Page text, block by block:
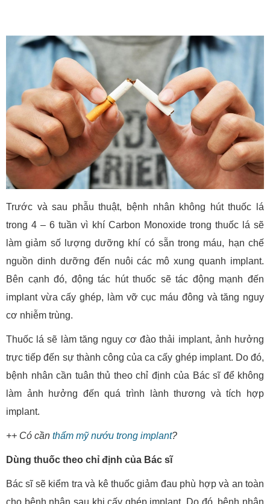
Trước và sau phẫu thuật, bệnh nhân không hút thuốc lá
trong 4 – 6 tuần vì khí Carbon Monoxide trong thuốc lá sẽ
làm giảm số lượng dưỡng khí có sẵn trong máu, hạn chế
nguồn dinh dưỡng đến nuôi các mô xung quanh implant.
Bên cạnh đó, động tác hút thuốc sẽ tác động mạnh đến
implant vừa cấy ghép, làm vỡ cục máu đông và tăng nguy
cơ nhiễm trùng.
Thuốc lá sẽ làm tăng nguy cơ đào thải implant, ảnh hưởng
trực tiếp đến sự thành công của ca cấy ghép implant. Do đó,
bệnh nhân cần tuân thủ theo chỉ định của Bác sĩ để không
làm ảnh hưởng đến quá trình lành thương và tích hợp
implant.
++ Có cần thẩm mỹ nướu trong implant?
Dùng thuốc theo chỉ định của Bác sĩ
Bác sĩ sẽ kiểm tra và kê thuốc giảm đau phù hợp và an toàn
cho bệnh nhân sau khi cấy ghép implant. Do đó, bệnh nhân